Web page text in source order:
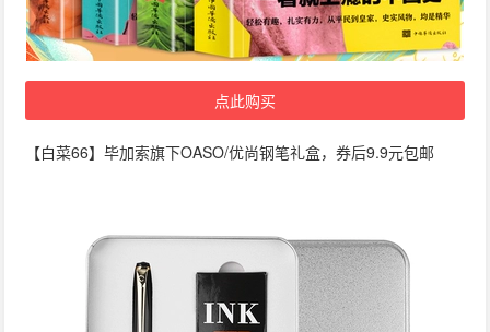
点此购买
【白菜66】毕加索旗下OASO/优尚钢笔礼盒，券后9.9元包邮